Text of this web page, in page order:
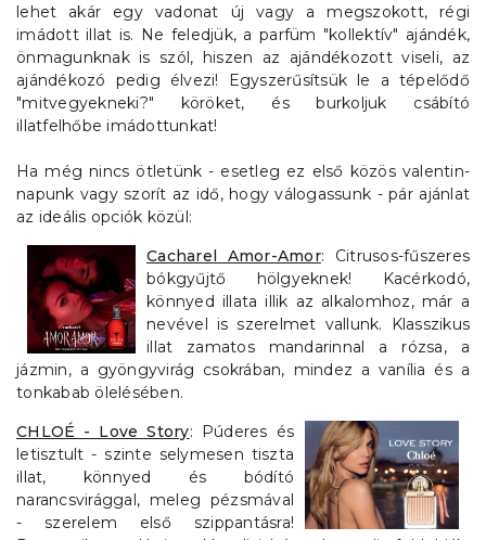
lehet akár egy vadonat új vagy a megszokott, régi
imádott illat is. Ne feledjük, a parfüm "kollektív" ajándék,
önmagunknak is szól, hiszen az ajándékozott viseli, az
ajándékozó pedig élvezi! Egyszerűsítsük le a tépelődő
"mitvegyekneki?" köröket, és burkoljuk csábító
illatfelhőbe imádottunkat!
Ha még nincs ötletünk - esetleg ez első közös valentin-
napunk vagy szorít az idő, hogy válogassunk - pár ajánlat
az ideális opciók közül:
Cacharel Amor-Amor: Citrusos-fűszeres
bókgyűjtő hölgyeknek! Kacérkodó,
könnyed illata illik az alkalomhoz, már a
nevével is szerelmet vallunk. Klasszikus
illat zamatos mandarinnal a rózsa, a
jázmin, a gyöngyvirág csokrában, mindez a vanília és a
tonkabab ölelésében.
CHLOÉ - Love Story: Púderes és
letisztult - szinte selymesen tiszta
illat, könnyed és bódító
narancsvirággal, meleg pézsmával
- szerelem első szippantásra!